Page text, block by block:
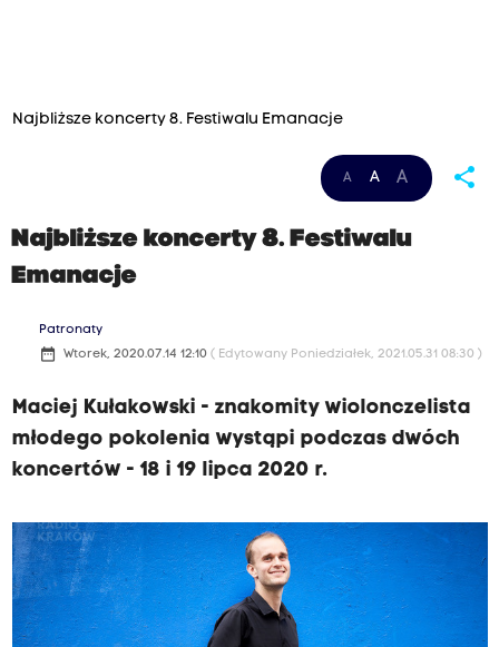
Najbliższe koncerty 8. Festiwalu Emanacje
A A A share
Najbliższe koncerty 8. Festiwalu
Emanacje
Patronaty
date_range Wtorek, 2020.07.14 12:10 ( Edytowany Poniedziałek, 2021.05.31 08:30 )
Maciej Kułakowski - znakomity wiolonczelista
młodego pokolenia wystąpi podczas dwóch
koncertów - 18 i 19 lipca 2020 r.